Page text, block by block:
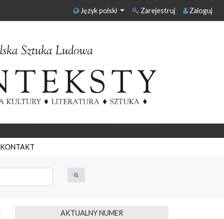
Język polski Zarejestruj Zaloguj
KONTAKT
AKTUALNY NUMER